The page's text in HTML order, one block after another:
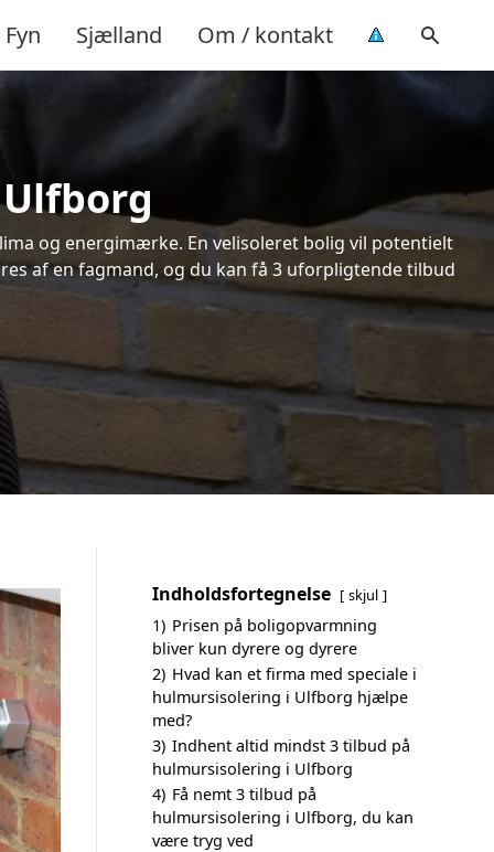
Fyn Sjælland Om / kontakt
og energimærke. En velisoleret bolig vil potentielt
af en fagmand, og du kan få 3 uforpligtende tilbud
Indholdsfortegnelse skjul
1) Prisen på boligopvarmning
bliver kun dyrere og dyrere
2) Hvad kan et firma med speciale i
hulmursisolering i Ulfborg hjælpe
med?
3) Indhent altid mindst 3 tilbud på
hulmursisolering i Ulfborg
4) Få nemt 3 tilbud på
hulmursisolering i Ulfborg, du kan
være tryg ved